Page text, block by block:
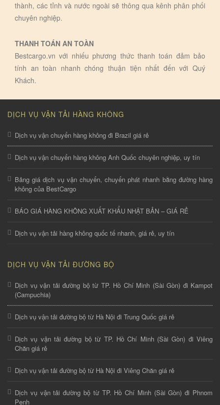
thành, các tỉnh và nước ngoài sẽ thông qua kênh phân phối
chuyên nghiệp.
THANH TOÁN AN TOÀN
Bestcargo.vn với nhiếu phương thức thanh toán đảm bảo
tính an toàn nhanh chóng thuận tiện nhất đến với Quý
Khách.
DỊCH VỤ VẬN TẢI HÀNG KHÔNG
Dịch vụ vận chuyển hàng không đi Brazil giá rẻ
Dịch vụ vận chuyển hàng không Anh Quốc chuyên nghiệp, uy tín
Bảng giá dịch vụ vận chuyển, chuyển phát nhanh bằng đường hàng
không của BestCargo
BÁO GIÁ HÀNG KHÔNG XUẤT KHẨU NHẬT BẢN – GIÁ RẺ
Dịch vụ vận tải hàng không quốc tế nhanh, giá rẻ, uy tín
DỊCH VỤ VẬN TẢI ĐƯỜNG BỘ
Dịch vụ vận tải đường bộ từ TP. Hồ Chí Minh (Sài Gòn) đi Kampot
(Campuchia)
Dịch vụ vận tải đường bộ từ Hà Nội đi Trung Quốc giá rẻ
Dịch vụ vận tải đường bộ từ TP. Hồ Chí Minh (Sài Gòn) đi Viêng
Chăn giá rẻ
Dịch vụ vận tải đường bộ từ Hà Nội đi Viêng Chăn giá rẻ
Dịch vụ vận tải đường bộ từ TP. Hồ Chí Minh (Sài Gòn) đi Phnom
Penh